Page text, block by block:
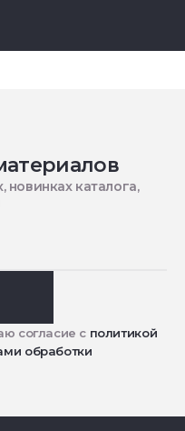
каталога,
согласие с политикой
обработки